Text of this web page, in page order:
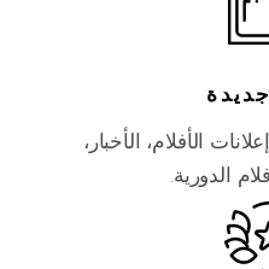
الأفلام، الأخبار،
الدورية.